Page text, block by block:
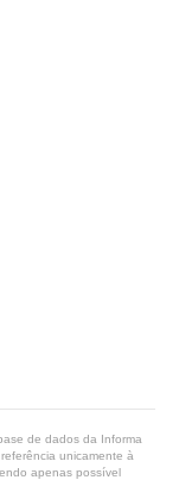
de dados da Informa
unicamente à
apenas possível